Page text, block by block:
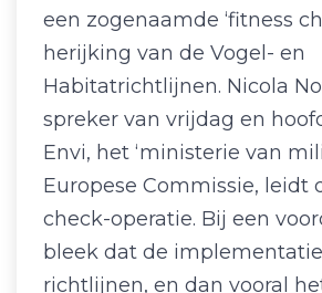
een zogenaamde ‘fitness
herijking van de Vogel- en
Habitatrichtlijnen. Nicola
spreker van vrijdag en
Envi, het ‘ministerie van
Europese Commissie, leidt
check-operatie. Bij een
bleek dat de
richtlijnen, en dan vooral